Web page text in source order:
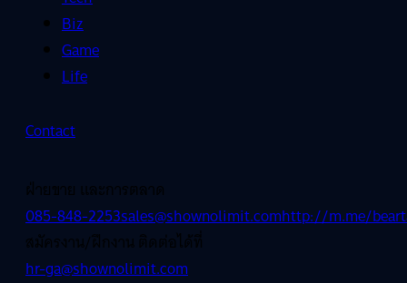
Biz
Game
Life
Contact
ฝ่ายขาย และการตลาด
085-848-2253sales@shownolimit.comhttp://m.me/
สมัครงาน/ฝึกงาน ติดต่อได้ที่
hr-ga@shownolimit.com